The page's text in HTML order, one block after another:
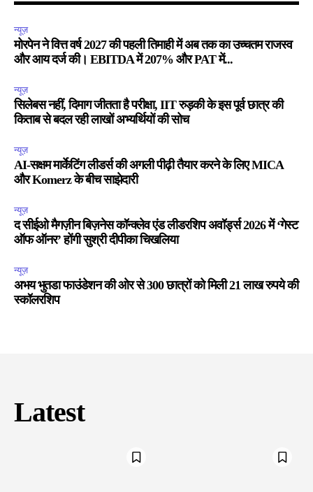
न्यूज़
मोरपेन ने वित्त वर्ष 2027 की पहली तिमाही में अब तक का उच्चतम राजस्व
और आय दर्ज की। EBITDA में 207% और PAT में...
न्यूज़
सिलेबस नहीं, दिमाग जीतता है परीक्षा, IIT रुड़की के इस पूर्व छात्र की
किताब से बदल रही लाखों अभ्यर्थियों की सोच
न्यूज़
AI-सक्षम मार्केटिंग लीडर्स की अगली पीढ़ी तैयार करने के लिए MICA
और Komerz के बीच साझेदारी
न्यूज़
द सीईओ मैगज़ीन बिज़नेस कॉन्क्लेव एंड लीडरशिप अवॉर्ड्स 2026 में ‘गेस्ट
ऑफ ऑनर’ होंगी सुश्री दीपीका चिखलिया
न्यूज़
अभय भुतडा फाउंडेशन की ओर से 300 छात्रों को मिली 21 लाख रुपये की
स्कॉलरशिप
Latest